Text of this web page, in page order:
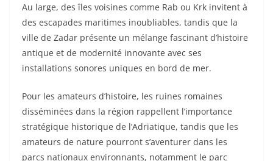
Au large, des îles voisines comme Rab ou Krk invitent à
des escapades maritimes inoubliables, tandis que la
ville de Zadar présente un mélange fascinant d’histoire
antique et de modernité innovante avec ses
installations sonores uniques en bord de mer.
Pour les amateurs d’histoire, les ruines romaines
disséminées dans la région rappellent l’importance
stratégique historique de l’Adriatique, tandis que les
amateurs de nature pourront s’aventurer dans les
parcs nationaux environnants, notamment le parc